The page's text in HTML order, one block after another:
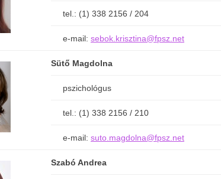
tel.: (1) 338 2156 / 204
e-mail: sebok.krisztina@fpsz.net
Sütő Magdolna
pszichológus
tel.: (1) 338 2156 / 210
e-mail: suto.magdolna@fpsz.net
Szabó Andrea